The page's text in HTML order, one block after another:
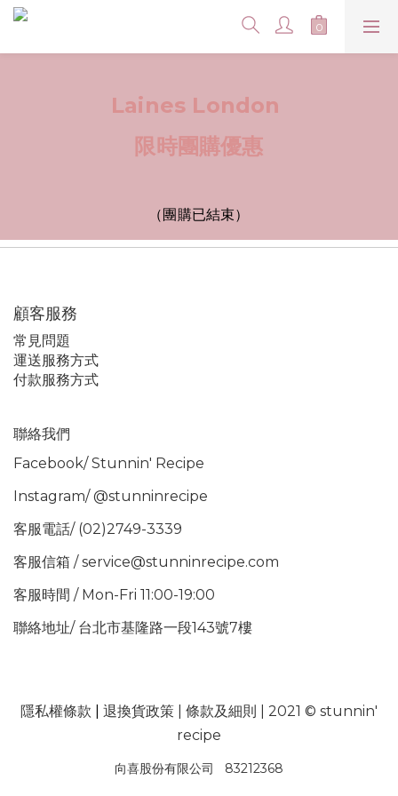
Laines London
限時團購優惠
（團購已結束）
顧客服務
常見問題
運送服務方式
付款服務方式
聯絡我們
Facebook/ Stunnin' Recipe
Instagram/ @stunninrecipe
客服電話/ (02)2749-3339
客服信箱 / service@stunninrecipe.com
客服時間 / Mon-Fri 11:00-19:00
聯絡地址/ 台北市基隆路一段143號7樓
隱私權條款 退換貨政策 條款及細則
| 2021 © stunnin'
recipe
向喜股份有限公司 83212368